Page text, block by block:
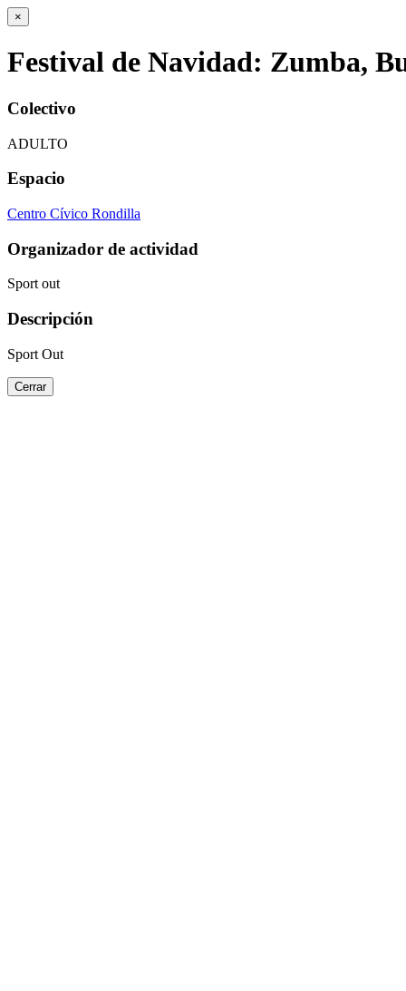
×
Festival de Navidad: Zumba,
Colectivo
ADULTO
Espacio
Centro Cívico Rondilla
Organizador de actividad
Sport out
Descripción
Sport Out
Cerrar